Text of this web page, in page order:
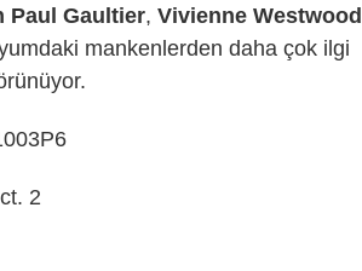
Paul Gaultier, Vivienne Westwood
mankenlerden daha çok ilgi